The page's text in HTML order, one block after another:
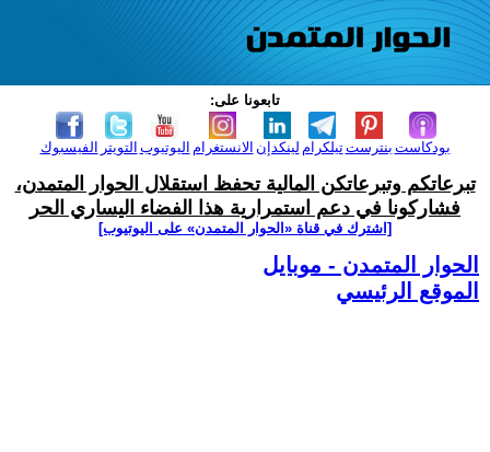
تابعونا على:
الفيسبوك التويتر اليوتيوب الانستغرام لينكدإن تيلكرامبنترست بودكاست
تبرعاتكم وتبرعاتكن المالية تحفظ استقلال الحوار المتمدن،
فشاركونا في دعم استمرارية هذا الفضاء اليساري الحر
[اشترك في قناة ‫«الحوار المتمدن» على اليوتيوب]
الحوار المتمدن - موبايل
الموقع الرئيسي